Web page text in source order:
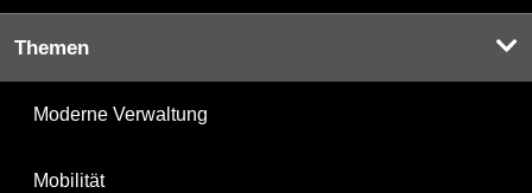
Themen
Moderne Verwaltung
Mobilität